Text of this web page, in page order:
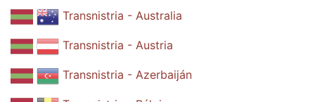
Transnistria - Australia
Transnistria - Austria
Transnistria - Azerbaiján